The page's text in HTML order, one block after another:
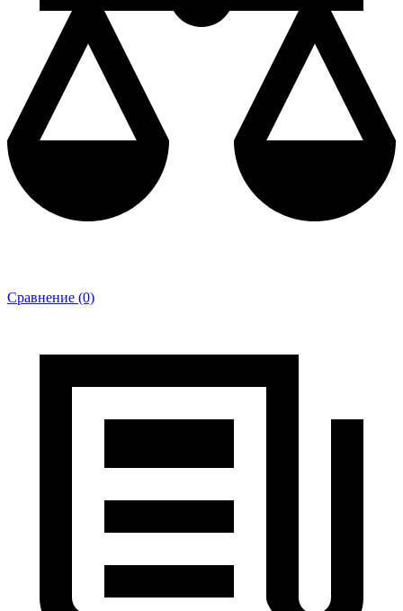
Сравнение (0)